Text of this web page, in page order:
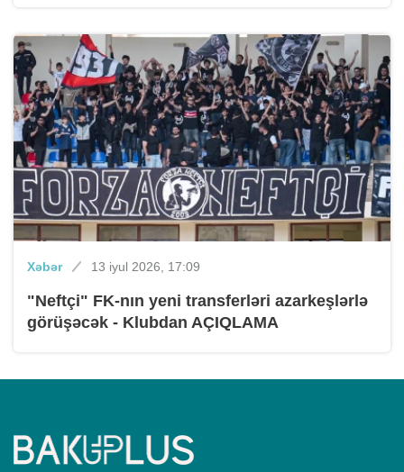
Xəbər 13 iyul 2026, 17:09
"Neftçi" FK-nın yeni transferləri azarkeşlərlə
görüşəcək - Klubdan AÇIQLAMA